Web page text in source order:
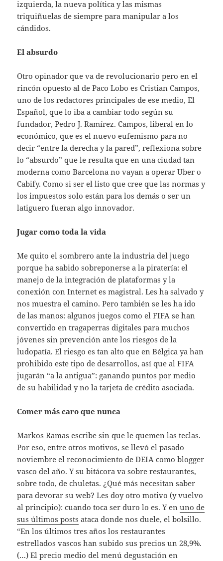
izquierda, la nueva política y las mismas
triquiñuelas de siempre para manipular a los
cándidos.
El absurdo
Otro opinador que va de revolucionario pero en el
rincón opuesto al de Paco Lobo es Cristian Campos,
uno de los redactores principales de ese medio, El
Español, que lo iba a cambiar todo según su
fundador, Pedro J. Ramírez. Campos, liberal en lo
económico, que es el nuevo eufemismo para no
decir “entre la derecha y la pared”, reflexiona sobre
lo “absurdo” que le resulta que en una ciudad tan
moderna como Barcelona no vayan a operar Uber o
Cabify. Como si ser el listo que cree que las normas y
los impuestos solo están para los demás o ser un
latiguero fueran algo innovador.
Jugar como toda la vida
Me quito el sombrero ante la industria del juego
porque ha sabido sobreponerse a la piratería: el
manejo de la integración de plataformas y la
conexión con Internet es magistral. Les ha salvado y
nos muestra el camino. Pero también se les ha ido
de las manos: algunos juegos como el FIFA se han
convertido en tragaperras digitales para muchos
jóvenes sin prevención ante los riesgos de la
ludopatía. El riesgo es tan alto que en Bélgica ya han
prohibido este tipo de desarrollos, así que al FIFA
jugarán “a la antigua”: ganando puntos por medio
de su habilidad y no la tarjeta de crédito asociada.
Comer más caro que nunca
Markos Ramas escribe sin que le quemen las teclas.
Por eso, entre otros motivos, se llevó el pasado
noviembre el reconocimiento de DEIA como blogger
vasco del año. Y su bitácora va sobre restaurantes,
sobre todo, de chuletas. ¿Qué más necesitan saber
para devorar su web? Les doy otro motivo (y vuelvo
al principio): cuando toca ser duro lo es. Y enuno de
sus últimos posts ataca donde nos duele, el bolsillo.
“En los últimos tres años los restaurantes
estrellados vascos han subido sus precios un 28,9%.
(…) El precio medio del menú degustación en